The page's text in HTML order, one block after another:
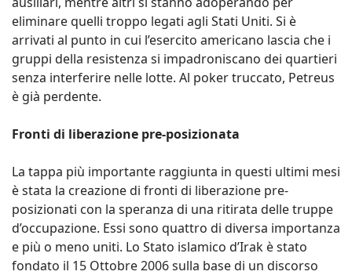
eliminare quelli troppo legati agli Stati Uniti. Si è
arrivati al punto in cui l’esercito americano lascia che i
gruppi della resistenza si impadroniscano dei quartieri
senza interferire nelle lotte. Al poker truccato, Petreus
è già perdente.
Fronti di liberazione pre-posizionata
La tappa più importante raggiunta in questi ultimi mesi
è stata la creazione di fronti di liberazione pre-
posizionati con la speranza di una ritirata delle truppe
d’occupazione. Essi sono quattro di diversa importanza
e più o meno uniti. Lo Stato islamico d’Irak è stato
fondato il 15 Ottobre 2006 sulla base di un discorso